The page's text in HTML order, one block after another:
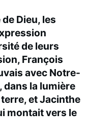
Dieu, les
de leurs
François
avec Notre-
dans la lumière
et Jacinthe
montait vers le